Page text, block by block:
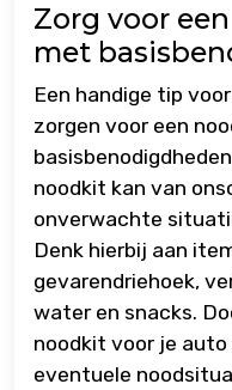
Zorg voor
met
Een handige tip
zorgen voor een
noodkit kan van
onverwachte
Denk hierbij aan
gevarendriehoek,
water en snacks.
noodkit voor je auto
eventuele